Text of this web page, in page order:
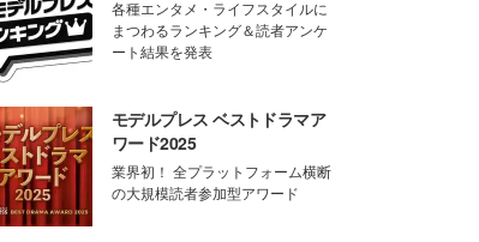
各種エンタメ・ライフスタイルに
まつわるランキング＆読者アンケ
ート結果を発表
モデルプレス ベストドラマア
ワード2025
業界初！ 全プラットフォーム横断
の大規模読者参加型アワード